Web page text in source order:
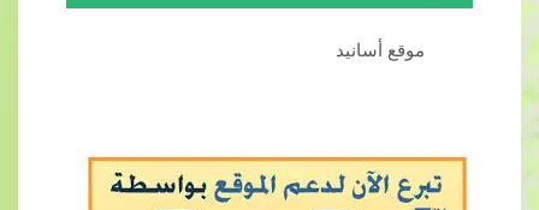
موقع أسانيد